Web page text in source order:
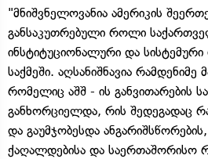
"მნიშვნელოვანია ამერიკის
განსაკუთრებული როლი
ინსტიტუციონალური და
საქმეში. აღსანიშნავია რამდენიმე
რომელიც აშშ - ის განვითარების
განხორციელდა, რის შედეგადაც
და გაუმჯობესდა
ქაღალდებისა და საერთაშორისო